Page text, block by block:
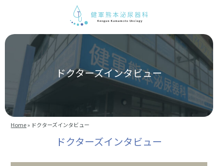
ドクターズインタビュー
Home» ドクターズインタビュー
ドクターズインタビュー